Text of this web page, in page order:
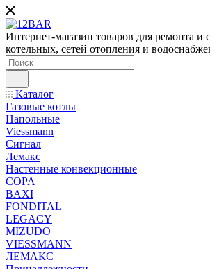
Интернет-магазин товаров для ремонта и
котельных, сетей отопления и
Каталог
Газовые котлы
Напольные
Viessmann
Сигнал
Лемакс
Настенные конвекционные
COPA
BAXI
FONDITAL
LEGACY
MIZUDO
VIESSMANN
ЛЕМАКС